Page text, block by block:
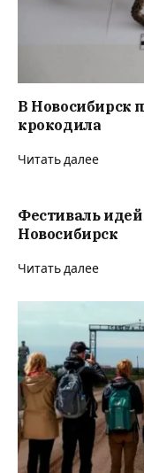
В Новосибирск
крокодила
Читать далее
Фестиваль
Новосибирск
Читать далее